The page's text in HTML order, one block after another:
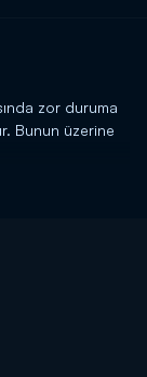
zor duruma
Bunun üzerine